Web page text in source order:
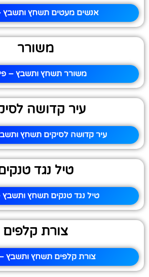
אנשים מעטים תשחץ ותשבץ
משורר
משורר תשחץ ותשבץ –
עיר קדושה
עיר קדושה לסיקים תשחץ
טיל נגד
טיל נגד טנקים תשחץ ותשבץ
צורת קלפים
צורת קלפים תשחץ ותשבץ –